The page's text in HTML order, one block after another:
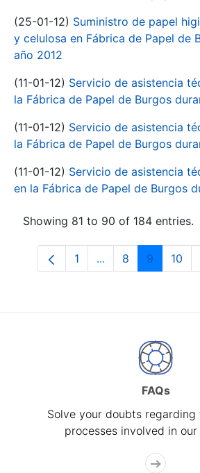
(25-01-12) Suministro de papel
y celulosa en Fábrica de Papel de
año 2012
(11-01-12) Servicio de asistencia
la Fábrica de Papel de Burgos
(11-01-12) Servicio de asistencia
la Fábrica de Papel de Burgos
(11-01-12) Servicio de asistencia
en la Fábrica de Papel de Burgos
Showing 81 to 90 of 184 entries.
Page
1 ...Intermediate
Page
8 Page
9 10
FAQs
Solve your doubts
processes involved in